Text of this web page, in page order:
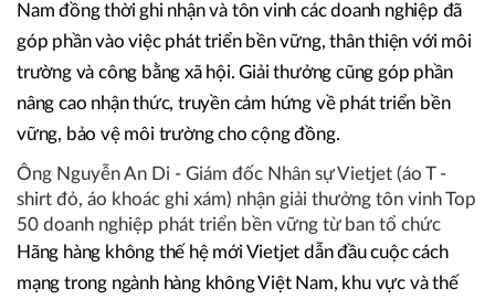
Nam đồng thời ghi nhận và tôn vinh các doanh nghiệp đã
góp phần vào việc phát triển bền vững, thân thiện với môi
trường và công bằng xã hội. Giải thưởng cũng góp phần
nâng cao nhận thức, truyền cảm hứng về phát triển bền
vững, bảo vệ môi trường cho cộng đồng.
Ông Nguyễn An Di - Giám đốc Nhân sự Vietjet (áo T -
shirt đỏ, áo khoác ghi xám) nhận giải thưởng tôn vinh Top
50 doanh nghiệp phát triển bền vững từ ban tổ chức
Hãng hàng không thế hệ mới Vietjet dẫn đầu cuộc cách
mạng trong ngành hàng không Việt Nam, khu vực và thế